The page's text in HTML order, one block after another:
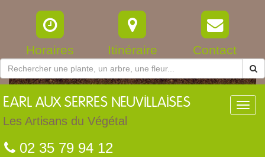
Horaires Itinéraire Contact
EARL AUX SERRES NEUVILLAISES
Les Artisans du Végétal
02 35 79 94 12